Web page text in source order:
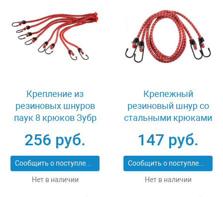
Крепление из
резиновых шнуров
паук 8 крюков Зубр
256 руб.
Сообщить о поступлении
Нет в наличии
Крепежный
резиновый шнур со
стальными крюками
МАСТЕР 40507-060
147 руб.
Сообщить о поступлении
Нет в наличии